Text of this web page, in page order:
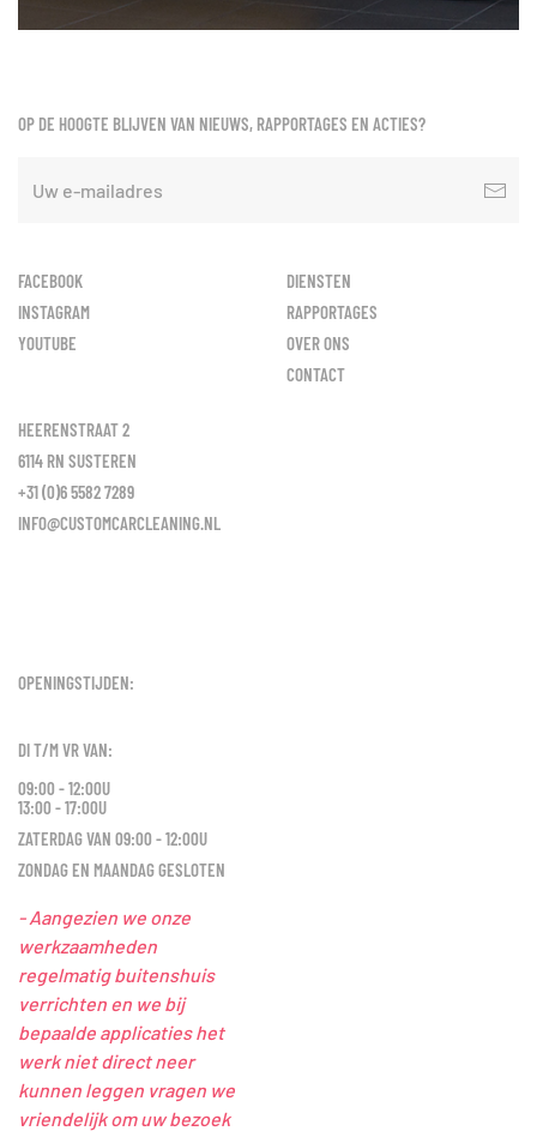
OP DE HOOGTE BLIJVEN VAN NIEUWS, RAPPORTAGES EN ACTIES?
FACEBOOK
INSTAGRAM
YOUTUBE
DIENSTEN
RAPPORTAGES
OVER ONS
CONTACT
HEERENSTRAAT 2
6114 RN SUSTEREN
+31 (0)6 5582 7289
INFO@CUSTOMCARCLEANING.NL
OPENINGSTIJDEN:
DI T/M VR VAN:
09:00 - 12:00U
13:00 - 17:00U
ZATERDAG VAN 09:00 - 12:00U
ZONDAG EN MAANDAG GESLOTEN
- Aangezien we onze
werkzaamheden
regelmatig buitenshuis
verrichten en we bij
bepaalde applicaties het
werk niet direct neer
kunnen leggen vragen we
vriendelijk om uw bezoek